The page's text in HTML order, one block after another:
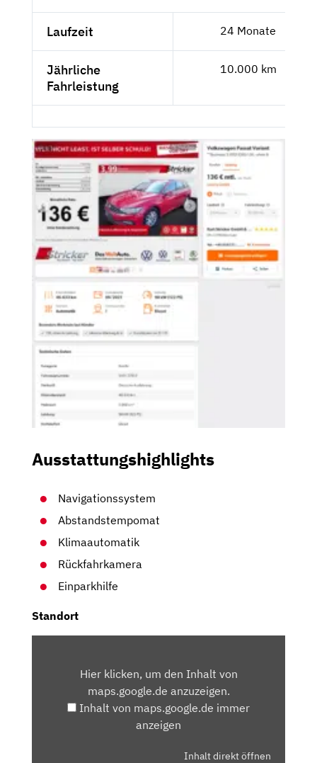
Laufzeit 24 Monate
Jährliche
Fahrleistung
10.000 km
Ausstattungshighlights
Navigationssystem
Abstandstempomat
Klimaautomatik
Rückfahrkamera
Einparkhilfe
Standort
MAPS.GOOGLE.DEHier klicken, um den Inhalt von
maps.google.de anzuzeigen.
Inhalt von maps.google.de immer
anzeigen
Inhalt direkt öffnen